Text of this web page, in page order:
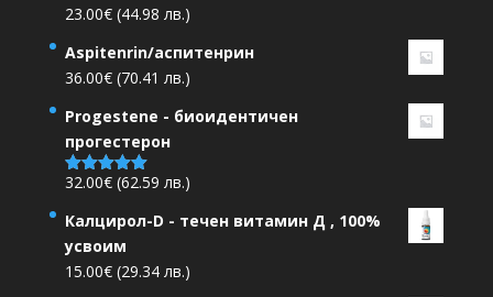
23.00€ (44.98 лв.)
Aspitenrin/аспитенрин
36.00€ (70.41 лв.)
Progestene - биоидентичен
прогестерон
Оценено на
32.00€ (62.59 лв.)
Калцирол-D - течен витамин Д , 100%
усвоим
15.00€ (29.34 лв.)